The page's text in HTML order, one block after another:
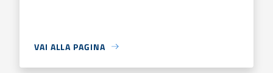
VAI ALLA PAGINA